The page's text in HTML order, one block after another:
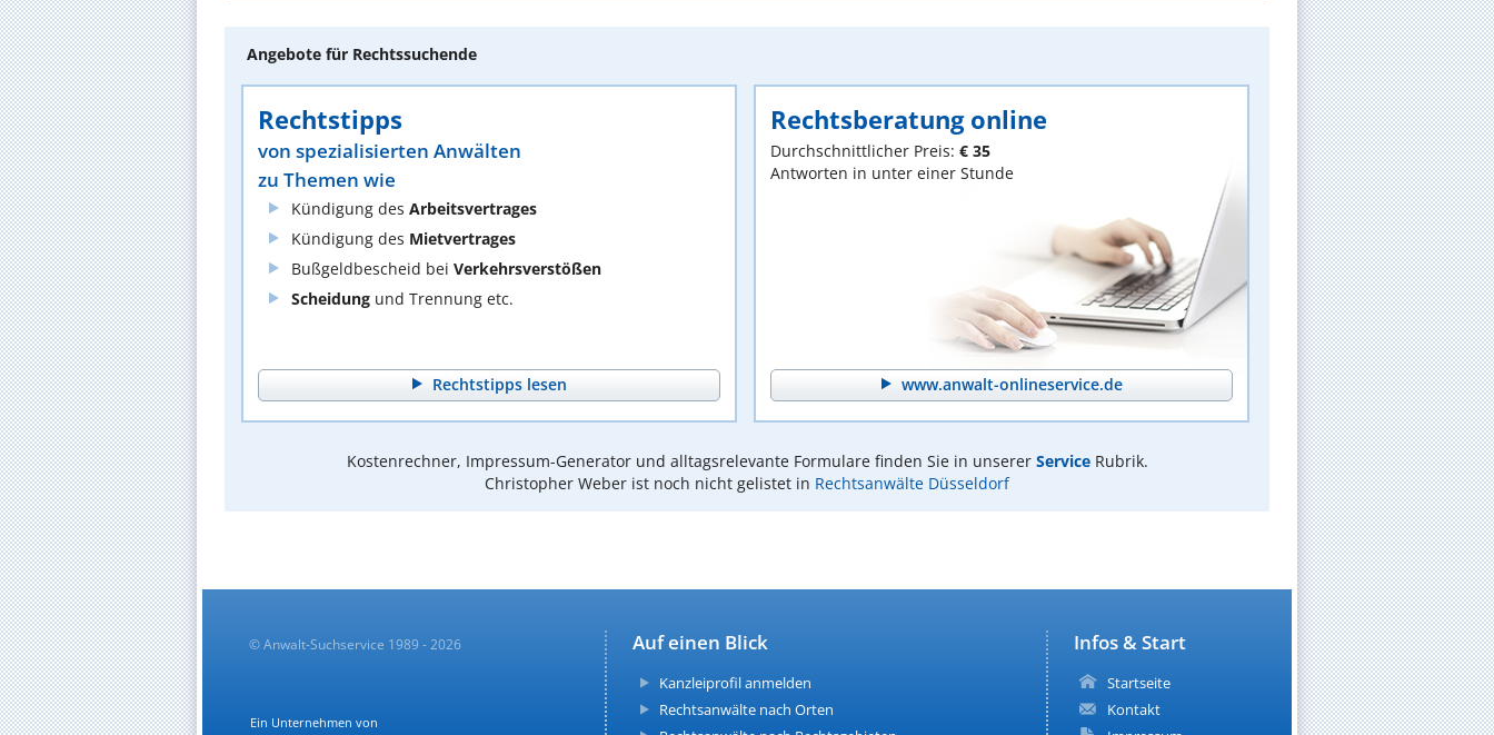
Angebote für Rechtssuchende
Rechtstipps
von spezialisierten Anwälten
zu Themen wie
Kündigung des Arbeitsvertrages
Kündigung des Mietvertrages
Bußgeldbescheid bei Verkehrsverstößen
Scheidung und Trennung etc.
Rechtstipps lesen
Rechtsberatung online
Durchschnittlicher Preis: € 35
Antworten in unter einer Stunde
www.anwalt-onlineservice.de
Kostenrechner, Impressum-Generator und alltagsrelevante Formulare finden Sie in unserer ServiceRubrik.
Christopher Weber ist noch nicht gelistet in Rechtsanwälte Düsseldorf
Infos & Start
Startseite
Kontakt
Auf einen Blick
Kanzleiprofil anmelden
Rechtsanwälte nach Orten
© Anwalt-Suchservice 1989 - 2026
Ein Unternehmen von